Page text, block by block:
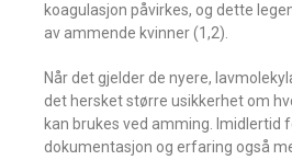
koagulasjon påvirkes, og dette
av ammende kvinner (1,2).
Når det gjelder de nyere,
det hersket større usikkerhet om
kan brukes ved amming. Imidlertid
dokumentasjon og erfaring også